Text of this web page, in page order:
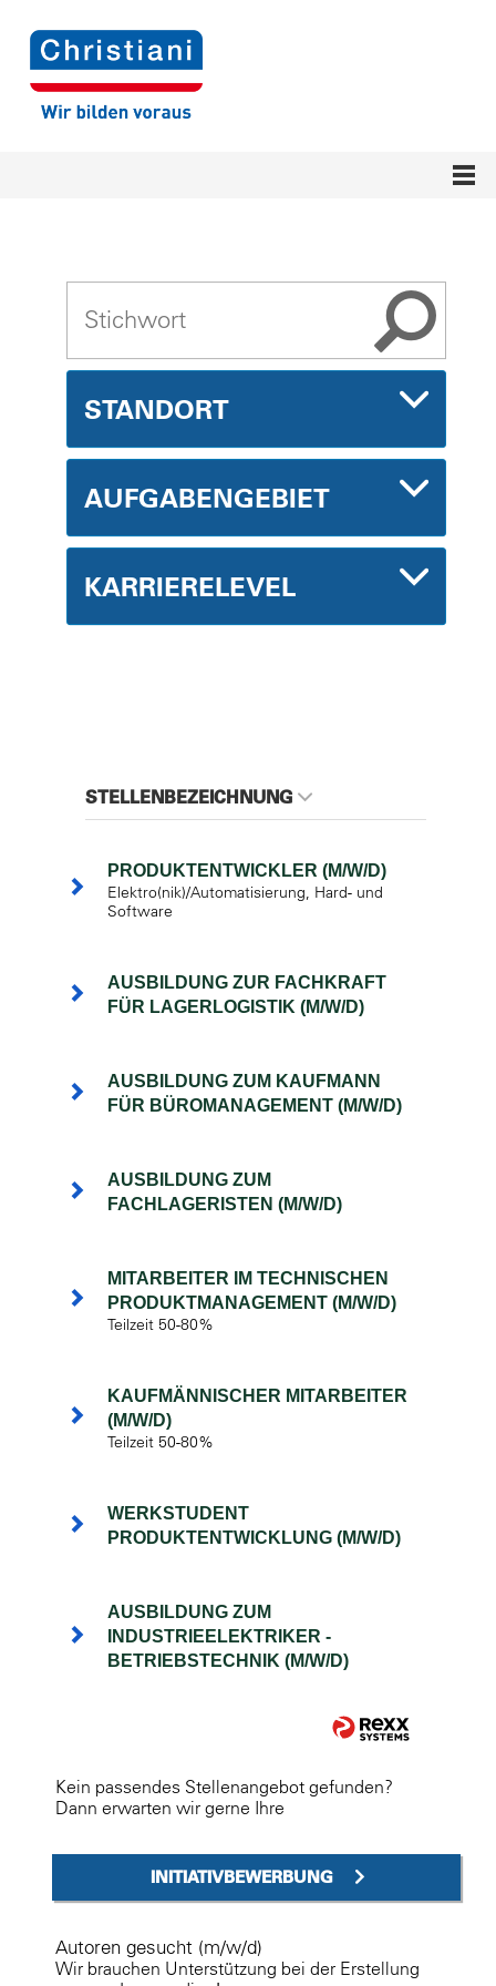
STANDORT
AUFGABENGEBIET
KARRIERELEVEL
STELLENBEZEICHNUNG
PRODUKTENTWICKLER (M/W/D)
Elektro(nik)/Automatisierung, Hard- und
Software
AUSBILDUNG ZUR FACHKRAFT
FÜR LAGERLOGISTIK (M/W/D)
AUSBILDUNG ZUM KAUFMANN
FÜR BÜROMANAGEMENT (M/W/D)
AUSBILDUNG ZUM
FACHLAGERISTEN (M/W/D)
MITARBEITER IM TECHNISCHEN
PRODUKTMANAGEMENT (M/W/D)
Teilzeit 50-80%
KAUFMÄNNISCHER MITARBEITER
(M/W/D)
Teilzeit 50-80%
WERKSTUDENT
PRODUKTENTWICKLUNG (M/W/D)
AUSBILDUNG ZUM
INDUSTRIEELEKTRIKER -
BETRIEBSTECHNIK (M/W/D)
Kein passendes Stellenangebot gefunden?
Dann erwarten wir gerne Ihre
INITIATIVBEWERBUNG
Autoren gesucht (m/w/d)
Wir brauchen Unterstützung bei der Erstellung